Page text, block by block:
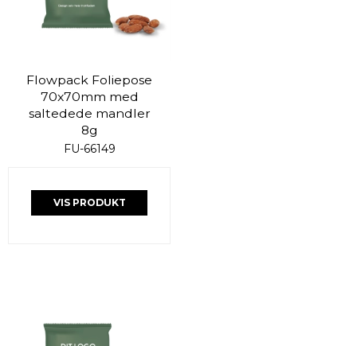
Flowpack Foliepose
70x70mm med
saltedede mandler
8g
FU-66149
VIS PRODUKT